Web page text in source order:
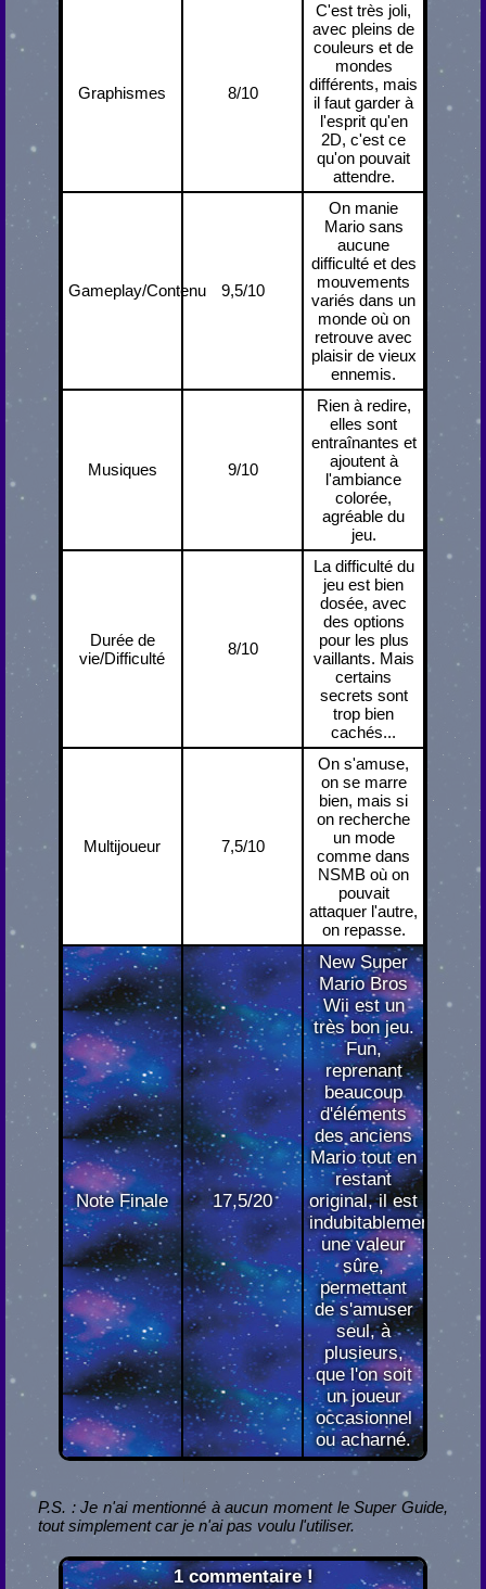
Graphismes 8/10
C'est très joli,
avec pleins de
couleurs et de
mondes
différents, mais
il faut garder à
l'esprit qu'en
2D, c'est ce
qu'on pouvait
attendre.
Gameplay/Contenu 9,5/10
On manie
Mario sans
aucune
difficulté et des
mouvements
variés dans un
monde où on
retrouve avec
plaisir de vieux
ennemis.
Musiques 9/10
Rien à redire,
elles sont
entraînantes et
ajoutent à
l'ambiance
colorée,
agréable du
jeu.
Durée de
vie/Difficulté
8/10
La difficulté du
jeu est bien
dosée, avec
des options
pour les plus
vaillants. Mais
certains
secrets sont
trop bien
cachés...
Multijoueur 7,5/10
On s'amuse,
on se marre
bien, mais si
on recherche
un mode
comme dans
NSMB où on
pouvait
attaquer l'autre,
on repasse.
Note Finale 17,5/20
New Super
Mario Bros
Wii est un
très bon jeu.
Fun,
reprenant
beaucoup
d'éléments
des anciens
Mario tout en
restant
original, il est
indubitablement
une valeur
sûre,
permettant
de s'amuser
seul, à
plusieurs,
que l'on soit
un joueur
occasionnel
ou acharné.
P.S. : Je n'ai mentionné à aucun moment le Super Guide,
tout simplement car je n'ai pas voulu l'utiliser.
1commentaire !